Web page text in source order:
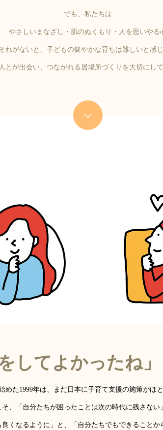
でも、私たちは
やさしいまなざし・肌のぬくもり・人を思いやる
れがないと、子どもの健やかな育ちは難しいと感
とが出会い、つながれる居場所づくりを大切にし
してよかったね
めた1999年は、まだ日本に子育て支援の施策がほ
そ、「自分たちが困ったことは次の時代に残さない
良くなるように」と、「自分たちでもできることか